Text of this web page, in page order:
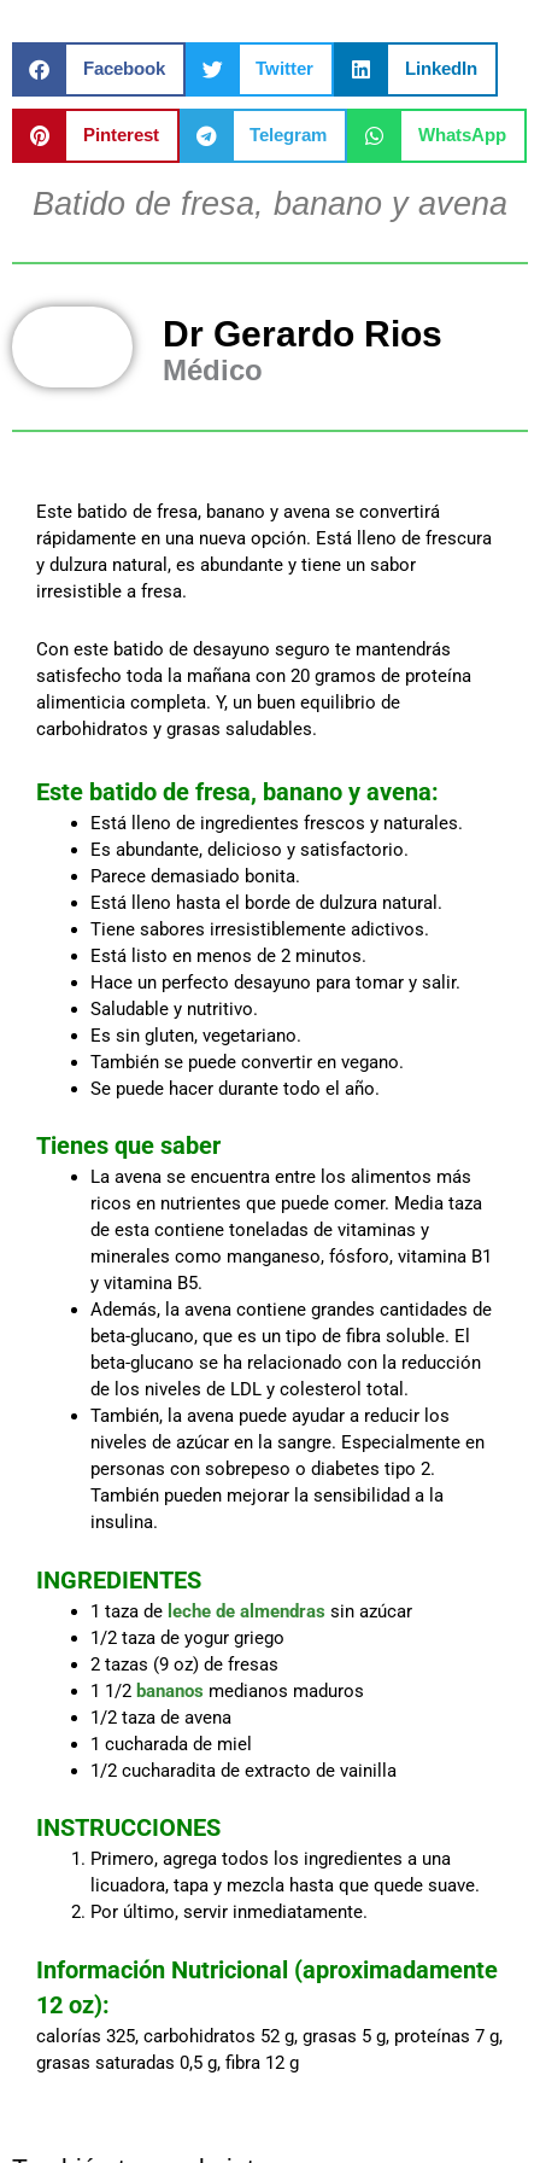
Facebook Twitter LinkedIn
Pinterest Telegram WhatsApp
Batido de fresa, banano y avena
Dr Gerardo Rios
Médico
Este batido de fresa, banano y avena se convertirá
rápidamente en una nueva opción. Está lleno de frescura
y dulzura natural, es abundante y tiene un sabor
irresistible a fresa.
Con este batido de desayuno seguro te mantendrás
satisfecho toda la mañana con 20 gramos de proteína
alimenticia completa. Y, un buen equilibrio de
carbohidratos y grasas saludables.
Este batido de fresa, banano y avena:
Está lleno de ingredientes frescos y naturales.
Es abundante, delicioso y satisfactorio.
Parece demasiado bonita.
Está lleno hasta el borde de dulzura natural.
Tiene sabores irresistiblemente adictivos.
Está listo en menos de 2 minutos.
Hace un perfecto desayuno para tomar y salir.
Saludable y nutritivo.
Es sin gluten, vegetariano.
También se puede convertir en vegano.
Se puede hacer durante todo el año.
Tienes que saber
La avena se encuentra entre los alimentos más
ricos en nutrientes que puede comer. Media taza
de esta contiene toneladas de vitaminas y
minerales como manganeso, fósforo, vitamina B1
y vitamina B5.
Además, la avena contiene grandes cantidades de
beta-glucano, que es un tipo de fibra soluble. El
beta-glucano se ha relacionado con la reducción
de los niveles de LDL y colesterol total.
También, la avena puede ayudar a reducir los
niveles de azúcar en la sangre. Especialmente en
personas con sobrepeso o diabetes tipo 2.
También pueden mejorar la sensibilidad a la
insulina.
INGREDIENTES
1 taza de leche de almendras sin azúcar
1/2 taza de yogur griego
2 tazas (9 oz) de fresas
1 1/2 bananos medianos maduros
1/2 taza de avena
1 cucharada de miel
1/2 cucharadita de extracto de vainilla
INSTRUCCIONES
Primero, agrega todos los ingredientes a una
licuadora, tapa y mezcla hasta que quede suave.
Por último, servir inmediatamente.
Información Nutricional (aproximadamente
12 oz):
calorías 325, carbohidratos 52 g, grasas 5 g, proteínas 7 g,
grasas saturadas 0,5 g, fibra 12 g